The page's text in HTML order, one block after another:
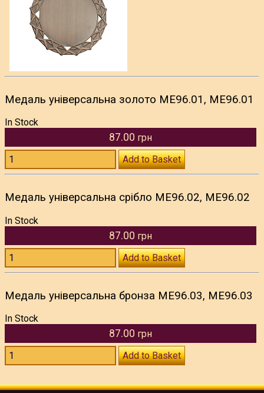
Медаль універсальна золото ME96.01, ME96.01
In Stock
87.00 грн
Add to Basket
Медаль універсальна срібло ME96.02, ME96.02
In Stock
87.00 грн
Add to Basket
Медаль універсальна бронза ME96.03, ME96.03
In Stock
87.00 грн
Add to Basket